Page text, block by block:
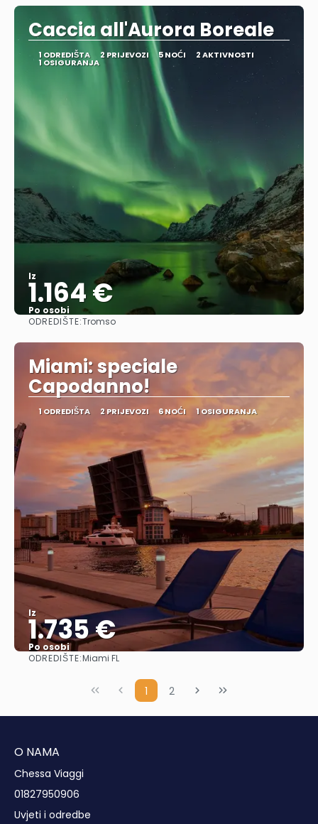
Caccia all'Aurora Boreale
1 ODREDIŠTA 2 PRIJEVOZI 5 NOĆI 2 AKTIVNOSTI
1 OSIGURANJA
Iz
1.164 €
Po osobi
ODREDIŠTE:Tromso
Miami: speciale
Capodanno!
1 ODREDIŠTA 2 PRIJEVOZI 6 NOĆI 1 OSIGURANJA
Iz
1.735 €
Po osobi
ODREDIŠTE:Miami FL
1 2
O NAMA
Chessa Viaggi
01827950906
Uvjeti i odredbe